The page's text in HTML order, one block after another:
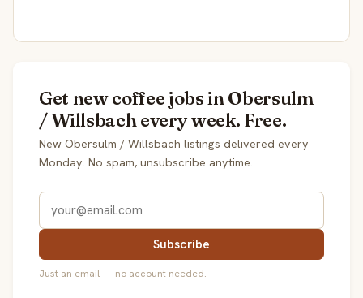
Get new coffee jobs in Obersulm
/ Willsbach every week. Free.
New Obersulm / Willsbach listings delivered every
Monday. No spam, unsubscribe anytime.
Subscribe
Just an email — no account needed.